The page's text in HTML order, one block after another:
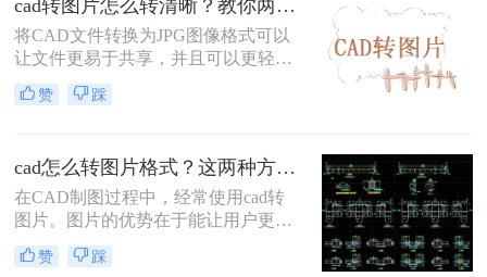
截屏工具进行截图。虽然这样很方
便，但照片却不是高清的，有一些细
节可能被模糊。
cad转图片怎么转清晰？教你两个靠谱的方法！
将CAD文件转换为JPG图像格式可以
让文件更易于共享，并且可以更轻松
地在不同平台上传递。此外，JPG文
件格式具有更小的文件大小，可以更
像质量下降，那么我们该cad转图片怎
么转清晰呢？教大家二种小妙招，一
起来学习下吧。
赞 踩
cad怎么转图片格式？这两种方法可以迅速转换
在CAD制图过程中，经常使用cad转
图片。图片的优势在于能让用户更方
便的传送和分享，有需要的小伙伴可
以自行试试。下面就来详细的讲解一
赞 踩